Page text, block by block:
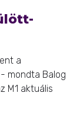
a
mondta Balog
M1 aktuális